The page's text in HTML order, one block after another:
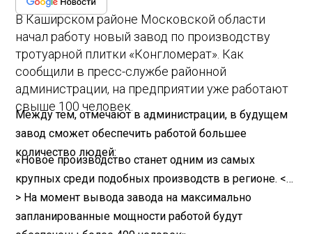
В Каширском районе Московской области
начал работу новый завод по производству
тротуарной плитки «Конгломерат». Как
сообщили в пресс-службе районной
администрации, на предприятии уже работают
свыше 100 человек.
Между тем, отмечают в администрации, в будущем
завод сможет обеспечить работой большее
количество людей:
«Новое производство станет одним из самых
крупных среди подобных производств в регионе. <…
> На момент вывода завода на максимально
запланированные мощности работой будут